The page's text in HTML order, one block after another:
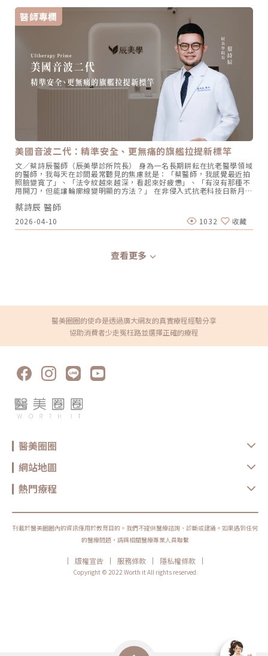
注射當天避免大力搓揉注射部位 避免極端高溫環境（桑拿、熱瑜伽）
48 小時 正常保濕與防曬維持即可效果通常在第二至三週開始顯現，此
時膠原蛋白與彈力蛋白的新生反應正在進行，皮膚會逐漸出現緊緻、透
亮、有彈性的改變。完整療程建議間隔一個月施打兩次，效果可維持約
12 個月，之後視個人狀況決定是否補打。誰適合逆時針？根據我在門
診的觀察，以下這些族群特別能從 Profhilo逆時針 得到明顯的改善：
初步感受到老化徵兆的 30 至 45 歲族群，皮膚開始鬆弛、細紋出現，
但還不到需要大量填充的程度這個時期做 Profhilo逆時針，是用最自然
的方式「維護本錢」。偏好自然效果、不想看起來「有動過」的人，
Profhilo逆時針能從深層重塑肌膚、改善輪廓線模糊與鬆弛，效果是漸
進自然的，旁邊的人不會覺得你突然哪裡不一樣，只會說「你最近看起
來氣色很好」。皮膚保水度差、缺乏光澤感的人，Profhilo逆時針 含有
64mg 高濃度玻尿酸複合物，能在真皮層形成穩定的「水分儲庫」，深
層保濕效果遠比塗抹型產品直接。想搭配其他療程做複合式保養的人，
Profhilo逆時針 可以與音波拉皮、電波、肉毒桿菌等療程搭配，通常建
議間隔約兩週以上，由醫師評估後安排。最後想說的話醫美從來不是
「改造」，而是在協助你和時間賽跑。Profhilo逆時針 讓我喜歡的地
方，正是它非常尊重肌膚原本的樣貌它不強加什麼，只是在肌膚最需要
支援的時候，給它一個重新生長的機會。這種溫和而有效的邏輯，和我
對醫美的理解一致。如果你也正在觀察自己的皮膚、想了解是否適合這
個療程，歡迎來門診聊聊。每個人的膚況不同，唯有在充分溝通與評估
後，才能找到最適合你的方式。畢竟，最好的你，一直都在。只是需要
被喚醒而已。
最佳解決方案。今(22)日舉辦板橋館開幕活動，聖宜診所2024年度品
牌大使「最美博士」許藍方也首度公開亮相，暢談自身保養與醫美體
驗，並分享如何讓自己與伴侶都「性」福的小撇步。聖宜診所板橋館主
打電音波、微整與皮膚保養等輕醫美療程，提供愛美朋友輕鬆變美的最
佳方案。圖/聖宜診所提供。醫美年輕化回不去 主打小資族群 聖宜板橋
館讓妳體驗有感輕美根據聖宜診所會員資料庫的分析，30歲以下消費客
戶佔比將近五成，其中26-30歲區間的族群更連續三年(2021-2023)成
為消費主力。瞄準年輕人與小資族群對高效保養的需求，聖宜醫美在板
橋開設全台第七間暨新北第一間分館，串連台北市的忠孝與站前館，打
造捷運藍線美麗「聖宜站」，擴大服務密度，也希望提供板橋區廣大年
輕工作與生活消費族群輕鬆變美的選擇。聖宜板橋館位於生活、交通與
商業機能完備的府中商圈，鄰近府中捷運站與板橋車站，交通快速便
捷。全館獨棟建築空間，配置15間獨立美容室，提供民眾單純、隱私與
舒適的醫美體驗。全館以歐式古典風格為主軸，搭配柔和燈光營造出優
雅和寧靜的氛圍。此外，為迎合板橋地區快速的商業、生活步調與年輕
的居住就業人口，聖宜板橋館以電音波、微整型、體雕與雷射保養等術
式時間短、顯效快且修復期短的輕醫美療程為主，嚴選先進安全的醫美
儀器，並由聖宜醫美團隊專業資深的醫師群與富愛心、耐心的護理人
員，提供民眾最合適的療程方案，讓愛美的妳利用午休短暫的時間空檔
體驗輕醫美的魅力！聖宜醫美集團行銷長洪淑媛表示 ：「聖宜診所開業
至今秉持初心，以『精雕細琢 完美妳型』的品牌精神，專業、安全、負
責任地為追求極致美麗的顧客創造價值。板橋館的開幕不僅實踐聖宜診
所佈局新北都會區的承諾，更代表聖宜診所高品質醫美服務密度的擴
大。未來聖宜醫美將持續串聯全台都會商圈，推動展店計畫，以合理實
惠的價格提供優異醫療品質與服務，拓展聖宜美麗生活圈，造福更多愛
美民眾。」聖宜診所新北市第一間分館今(22)隆重開幕。聖宜年度品牌
大使許藍方(左二)、聖宜醫美集團行銷長洪淑媛(中)與聖宜診所板橋館
師古恬音醫師與陳亮宇醫師擔任院長，提供民眾不間斷的專業醫美療程
服務。古恬音醫師擁有專業的美容醫學知識，對於美學有獨到眼光，能
「在醫美成為熱門保養選項的今日，越來越多人了解醫美不是年長者專
朋友都希望能看起來自帶光芒，有好的氣色面容，因此緊緻輪廓與立體
五官的療程與保養都相當受到歡迎；然而，除了專業與品質的要求外，
忙碌的生活步調讓更多民眾希望可以在短時間內看到一定的效果，高
效、自然已成為醫美關鍵字，因此對電音波、玻尿酸、肉毒等術後修復
診所進駐新北交通與商業樞紐的板橋，就是看準板橋龐大的年輕、小資
族群，以及他們對高效保養的期待，以專業精質服務、安全合格的醫美
聖宜板橋館的愛美人士，都能在最寶貴的時間內得到最美麗的體驗。」
聖宜醫美在板橋開設全台第七間暨新北第一間分館，串連台北市的忠孝
與站前館，打造捷運藍線美麗「聖宜站」，擴大服務密度。圖/聖宜診
所提供。2024聖宜品牌大使許藍方首度現身 最美博士開示伴侶「性」
與保養經驗，並提到在聖宜診所進行保養，從諮詢到施打的過程都相當
清楚專業，令人非常安心。此外，對兩性關係有獨到見解的許藍方博士
也不忘現場開示，伴侶要幸福除了雙方時刻充實自己的內在提升魅力之
外，外在的吸引力也要好好打理，才能維持完美的第一印象，而選擇適
許藍方也說：「認識自己的身體是很重要的一件事情，不管生理或心理
找到讓自己跟另外一半開心的方式都是必須的，成為醫美代言人之後我
讓私密處變得緊緻又亮白，私密處就像我們女生的第二張臉，好好照顧
有「神聖」之意，意表品德出類拔萃之聖人。Saint字源秉持著神聖、
誠信、負責的精神，關愛人群、照料民眾。Eir為古希臘神話中一名掌管
醫藥和醫術的美麗女神，其醫術相當精湛，堪稱世間最好的醫生。聖宜
著Eir女神的信念，用愛與關懷服務廣大追求極致美的現代女性。而結合
兩字而成的Saint Eir代表著我們誠信服務、愛人如愛己的敬業精神，全
醫師專欄
美國音波二代：精準安全、更無痛的旗艦拉提新標竿
文／蔡詩辰醫師（辰美學診所院長） 身為一名長期耕耘在抗老醫學領域
的醫師，我每天在診間最常聽見的焦慮就是：「蔡醫師，我感覺最近拍
照臉變寬了」、「法令紋越來越深，看起來好疲憊」、「有沒有那種不
用開刀，但能讓輪廓線變明顯的方法？」 在非侵入式抗老科技日新月異
的今天，市面上的音波儀器琳瑯滿目。但每當病患詢問我最信任哪一台
儀器時，我的首選始終是 Ultherapy 美國音波。而在 2026 年的現在，
隨著 Ultherapy Prime（美音二代） 的問世，醫美界正式進入了「精準
醫療」的新紀元。這篇文章，我將以專業醫師的角度，深度拆解為什麼
美音二代會成為我臨床治療的核心，以及它如何重新定義抗老的黃金標
革命在進行音波拉提治療時，我常跟病患分享一個觀念：音波拉提不是
「能量越強越好」，而是「能量要打在對的地方」。每個人的皮膚厚
DeepSEE® 即時影像技術。在施打的每一條能量時，我都能透過 2X 高
清螢幕清晰地看見病患當下的組織層級。這意味著： 避開神經與骨頭：
大幅降低因能量落點錯誤導致的劇痛或副作用。 精準鎖定 SMAS 筋膜
層：確保每一發熱凝結點都精確落在支撐輪廓的關鍵地基上。 即時監控
需要的是「拉提」還是「緊緻」？很多客人到診間會直接說：「我要打
分為不同層次。如果診斷錯誤，治療效果就會大打折扣。我將臉部老化
歸納為三種主要型態，並給予不同的客製化建議：2.1 筋膜鬆弛型（結
構下垂）這是最適合美國音波二代的族群。表現為下顎線模糊、嘴角下
去張力，需要透過美音二代深達 4.5mm 的聚焦能量，從地基進行「拉
提」。2.2 表皮鬆弛型（膚質鬆軟）如果妳覺得臉部皮膚軟爛、毛孔粗
大、布滿細紋，這通常是真皮層膠原蛋白流失。此時我會建議以「無雙
移型（贅肉堆積）有些人老化表現是法令紋上方擠出一塊肉，或是出現
明顯的雙下巴。這類族群除了筋膜拉提，還需要美音二代對脂肪組織產
於痛感與效果：二代真的不一樣嗎？「醫師，聽說美國音波非常痛，是
真的嗎？」這是許多客人心中的陰影。的確，第一代美國音波因其能量
輸出極為強悍扎實，對某些痛感較敏感的客人來說確實是一大挑戰。但
Ultherapy Prime（美音二代）在 2026 年能被醫美圈推崇，關鍵就在
間：治療當下因組織受熱收縮，會有 10-20% 的即時拉提感。真正的巔
峰效果會在術後 2–3 個月，隨著膠原蛋白的大量新生，輪廓會日益清
晰。 維持時間：在規律的生活作息下，一次優良的治療效果可維持 12–
榜「破千條」的音波，但我始終堅持：條數不是越多越好，精準度才是
關鍵。過多的能量可能造成脂肪萎縮（臉凹），過少則無感。在辰美
學，我會根據每一位客人的臉型厚薄、鬆弛程度，規劃專屬的能量地
行情與避坑建議當妳搜尋「美國音波二代價格」時，會發現市場行情落
差很大。身為醫師，我必須提醒大家，費用背後包含的是原廠探頭成
蔡詩辰 醫師
2026-04-10 1032 收藏
查看更多
醫美圈圈的使命是透過廣大網友的真實療程經驗分享
協助消費者少走冤枉路並選擇正確的療程
醫美圈圈
網站地圖
熱門療程
刊載於醫美圈圈內的資訊僅用於教育目的。我們不提供醫療諮詢、診斷或建議。如果遇到任何
的醫療問題，請與相關醫療專業人員聯繫
| 版權宣告 | 服務條款 | 隱私權條款
|
Copyright © 2022 Worth it All rights reserved.